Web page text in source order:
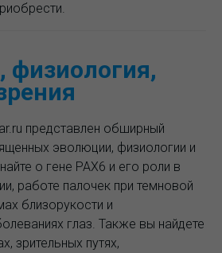
физиология,
представлен обширный
эволюции, физиологии и
о гене PAX6 и его роли в
работе палочек при темновой
близорукости и
глаз. Также вы найдете
зрительных путях,